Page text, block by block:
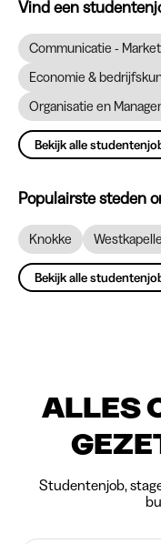
Vind een
Communicatie -
Economie &
Organisatie en
Bekijk alle
Populairste steden
Knokke Westkapelle
Bekijk alle
ALLES
Studentenjob,